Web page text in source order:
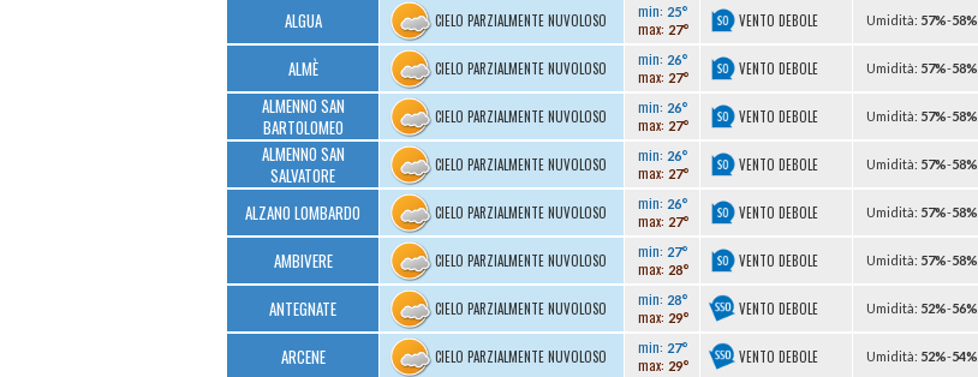
ALGUA CIELO PARZIALMENTE NUVOLOSO min: 25°
max: 27° VENTO DEBOLE Umidità: 57%-58%
ALMÈ CIELO PARZIALMENTE NUVOLOSO min: 26°
max: 27° VENTO DEBOLE Umidità: 57%-58%
ALMENNO SAN
BARTOLOMEO
CIELO PARZIALMENTE NUVOLOSO min: 26°
max: 27° VENTO DEBOLE Umidità: 57%-58%
ALMENNO SAN
SALVATORE
CIELO PARZIALMENTE NUVOLOSO min: 26°
max: 27° VENTO DEBOLE Umidità: 57%-58%
ALZANO LOMBARDO CIELO PARZIALMENTE NUVOLOSO min: 26°
max: 27° VENTO DEBOLE Umidità: 57%-58%
AMBIVERE CIELO PARZIALMENTE NUVOLOSO min: 27°
max: 28° VENTO DEBOLE Umidità: 57%-58%
ANTEGNATE CIELO PARZIALMENTE NUVOLOSO min: 28°
max: 29° VENTO DEBOLE Umidità: 52%-56%
ARCENE CIELO PARZIALMENTE NUVOLOSO min: 27°
max: 29° VENTO DEBOLE Umidità: 52%-54%